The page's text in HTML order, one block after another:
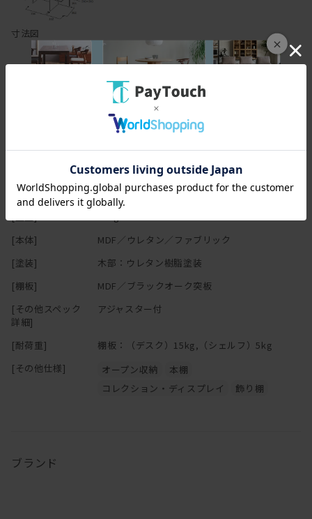
×
寸法図
[幅(W)]
120cm
35.2cm ※棚板部分：31cm
[高さ(H)]
148cm
[本体]
MDF／ウレタン／ファブリック
[塗装]
木部：ウレタン樹脂塗装
[棚板]
MDF／ブラックオーク突板
[その他スペック
詳細]
アジャスター付
[耐荷重]
棚板：（デスク）15kg,（シェルフ）5kg
[その他仕様]
オープン収納
本棚
コレクション・ディスプレイ
飾り棚
ブランド